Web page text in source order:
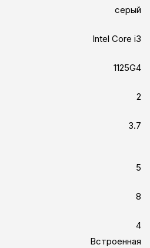
серый
Intel Core i3
1125G4
2
3.7
5
8
4
Встроенная